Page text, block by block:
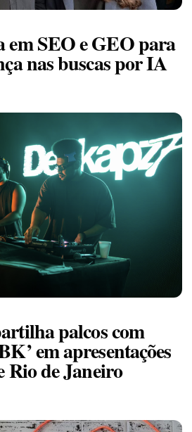
em SEO e GEO para
nas buscas por IA
palcos com
em apresentações
Rio de Janeiro